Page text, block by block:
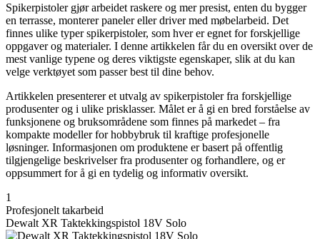
Spikerpistoler gjør arbeidet raskere og mer presist, enten du bygger
en terrasse, monterer paneler eller driver med møbelarbeid. Det
finnes ulike typer spikerpistoler, som hver er egnet for forskjellige
oppgaver og materialer. I denne artikkelen får du en oversikt over de
mest vanlige typene og deres viktigste egenskaper, slik at du kan
velge verktøyet som passer best til dine behov.
Artikkelen presenterer et utvalg av spikerpistoler fra forskjellige
produsenter og i ulike prisklasser. Målet er å gi en bred forståelse av
funksjonene og bruksområdene som finnes på markedet – fra
kompakte modeller for hobbybruk til kraftige profesjonelle
løsninger. Informasjonen om produktene er basert på offentlig
tilgjengelige beskrivelser fra produsenter og forhandlere, og er
oppsummert for å gi en tydelig og informativ oversikt.
1
Profesjonelt takarbeid
Dewalt XR Taktekkingspistol 18V Solo